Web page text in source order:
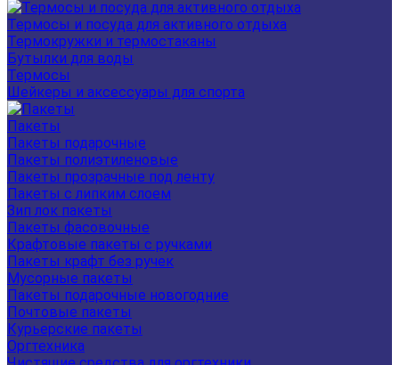
Термосы и посуда для активного отдыха
Термокружки и термостаканы
Бутылки для воды
Термосы
Шейкеры и аксессуары для спорта
Пакеты
Пакеты подарочные
Пакеты полиэтиленовые
Пакеты прозрачные под ленту
Пакеты с липким слоем
Зип лок пакеты
Пакеты фасовочные
Крафтовые пакеты с ручками
Пакеты крафт без ручек
Мусорные пакеты
Пакеты подарочные новогодние
Почтовые пакеты
Курьерские пакеты
Оргтехника